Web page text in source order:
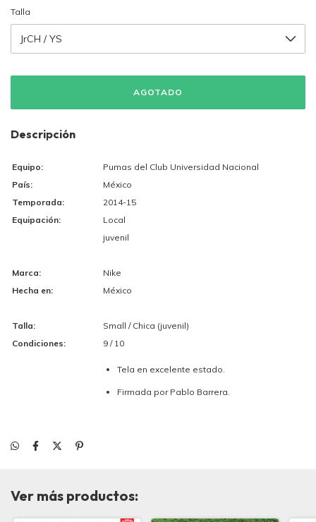
Talla
Descripción
Equipo:
Pumas del Club Universidad Nacional
País:
México
Temporada:
2014-15
Equipación:
Local
juvenil
Marca:
Nike
Hecha en:
México
Talla:
Small / Chica (juvenil)
Condiciones:
9 / 10
Tela en excelente estado.
Firmada por Pablo Barrera.
Ver más productos: